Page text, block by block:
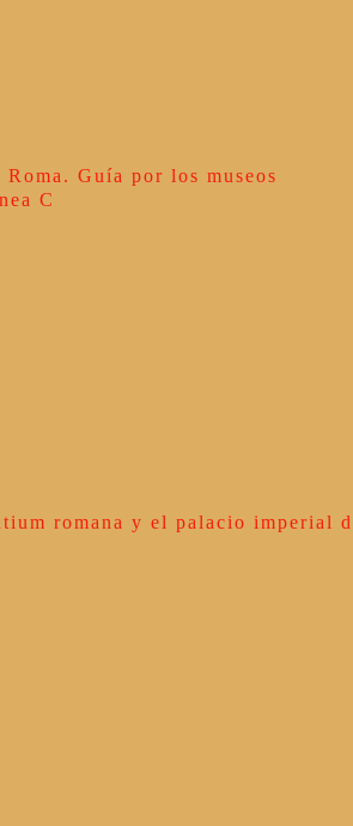
Guía por los museos
C
romana y el palacio imperial